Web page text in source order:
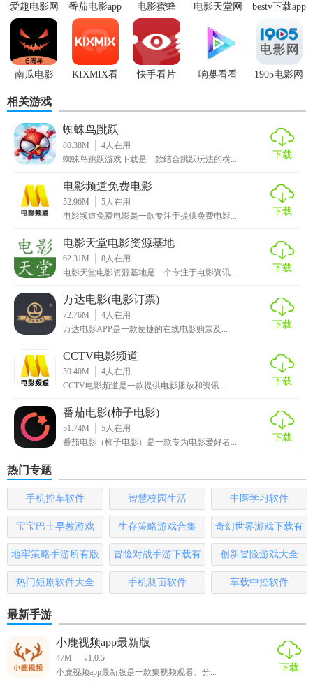
2、点开就能看到详细的影视内容，方便你更好的了解影片的
精彩内容。
3、结合精彩的收藏和排名推荐，方便你更好的找时下最热门
【胖鸟电影APP特色】
1、里面的影视资源超级的丰富，而且更新速度很快，让你不
错过任何一部好的影视；
2、支持多 资源下载，更有详细的
，电影、电视剧以及综
艺和纪录片等；
3、甚至有一些不能随意播放的影视在这里也可以
得到，
当真是一个万能的视频下载；
及IMDB等方式快速搜索；
5、无任何的广告，更有求片区，你可以发布一些你想看的影
视求片，支持多方式下载。
【胖鸟电影APP优势】
1.无忧无虑的在线看电影，无论你喜欢哪种电影，都可以在这
里送给你
无需付费直接点播
3.汇集了大量的电视剧、各种流行电影、流行电视剧、流行综
艺节目，以及大量等待您观看的视频资源
【胖鸟电影APP亮点】
1.在这里你可以看到一些精彩的国内外影视资源，种类繁多
2.更新速度非常快。同时，它还为您提供了一个超级全面的查
3.不同的定义在这里支持。你可以根据
爱趣电影网 番茄电影app 电影蜜蜂 电影天堂网 bestv下载app
南瓜电影
KIXMIX看
快手看片 响巢看看 1905电影网
相关游戏
蜘蛛鸟跳跃
80.38M 4人在用
蜘蛛鸟跳跃游戏下载是一款结合跳跃玩法的横...
下载
电影频道免费电影
52.96M 5人在用
电影频道免费电影是一款专注于提供免费电影...
下载
电影天堂电影资源基地
62.31M 8人在用
电影天堂电影资源基地是一个专注于电影资讯...
下载
万达电影(电影订票)
72.76M 4人在用
万达电影APP是一款便捷的在线电影购票及...
下载
CCTV电影频道
59.40M 4人在用
CCTV电影频道是一款提供电影播放和资讯...
下载
番茄电影(柿子电影)
51.74M 5人在用
番茄电影（柿子电影）是一款专为电影爱好者...
下载
热门专题
手机控车软件 智慧校园生活 中医学习软件
宝宝巴士早教游戏 生存策略游戏合集
奇幻世界游戏下载有
哪些
地牢策略手游所有版
本
冒险对战手游下载有
哪些
创新冒险游戏大全
热门短剧软件大全 手机测亩软件 车载中控软件
最新手游
小鹿视频app最新版
47M
v1.0.5
小鹿视频app最新版是一款集视频观看、分...
下载